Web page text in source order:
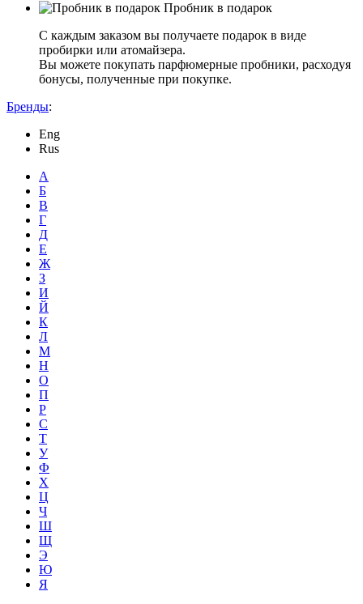
Пробник в подарок
С каждым заказом вы получаете подарок в виде
пробирки или атомайзера.
Вы можете покупать парфюмерные пробники, расходуя
бонусы, полученные при покупке.
Бренды:
Eng
Rus
А
Б
В
Г
Д
Е
Ж
З
И
Й
К
Л
М
Н
О
П
Р
С
Т
У
Ф
Х
Ц
Ч
Ш
Щ
Э
Ю
Я